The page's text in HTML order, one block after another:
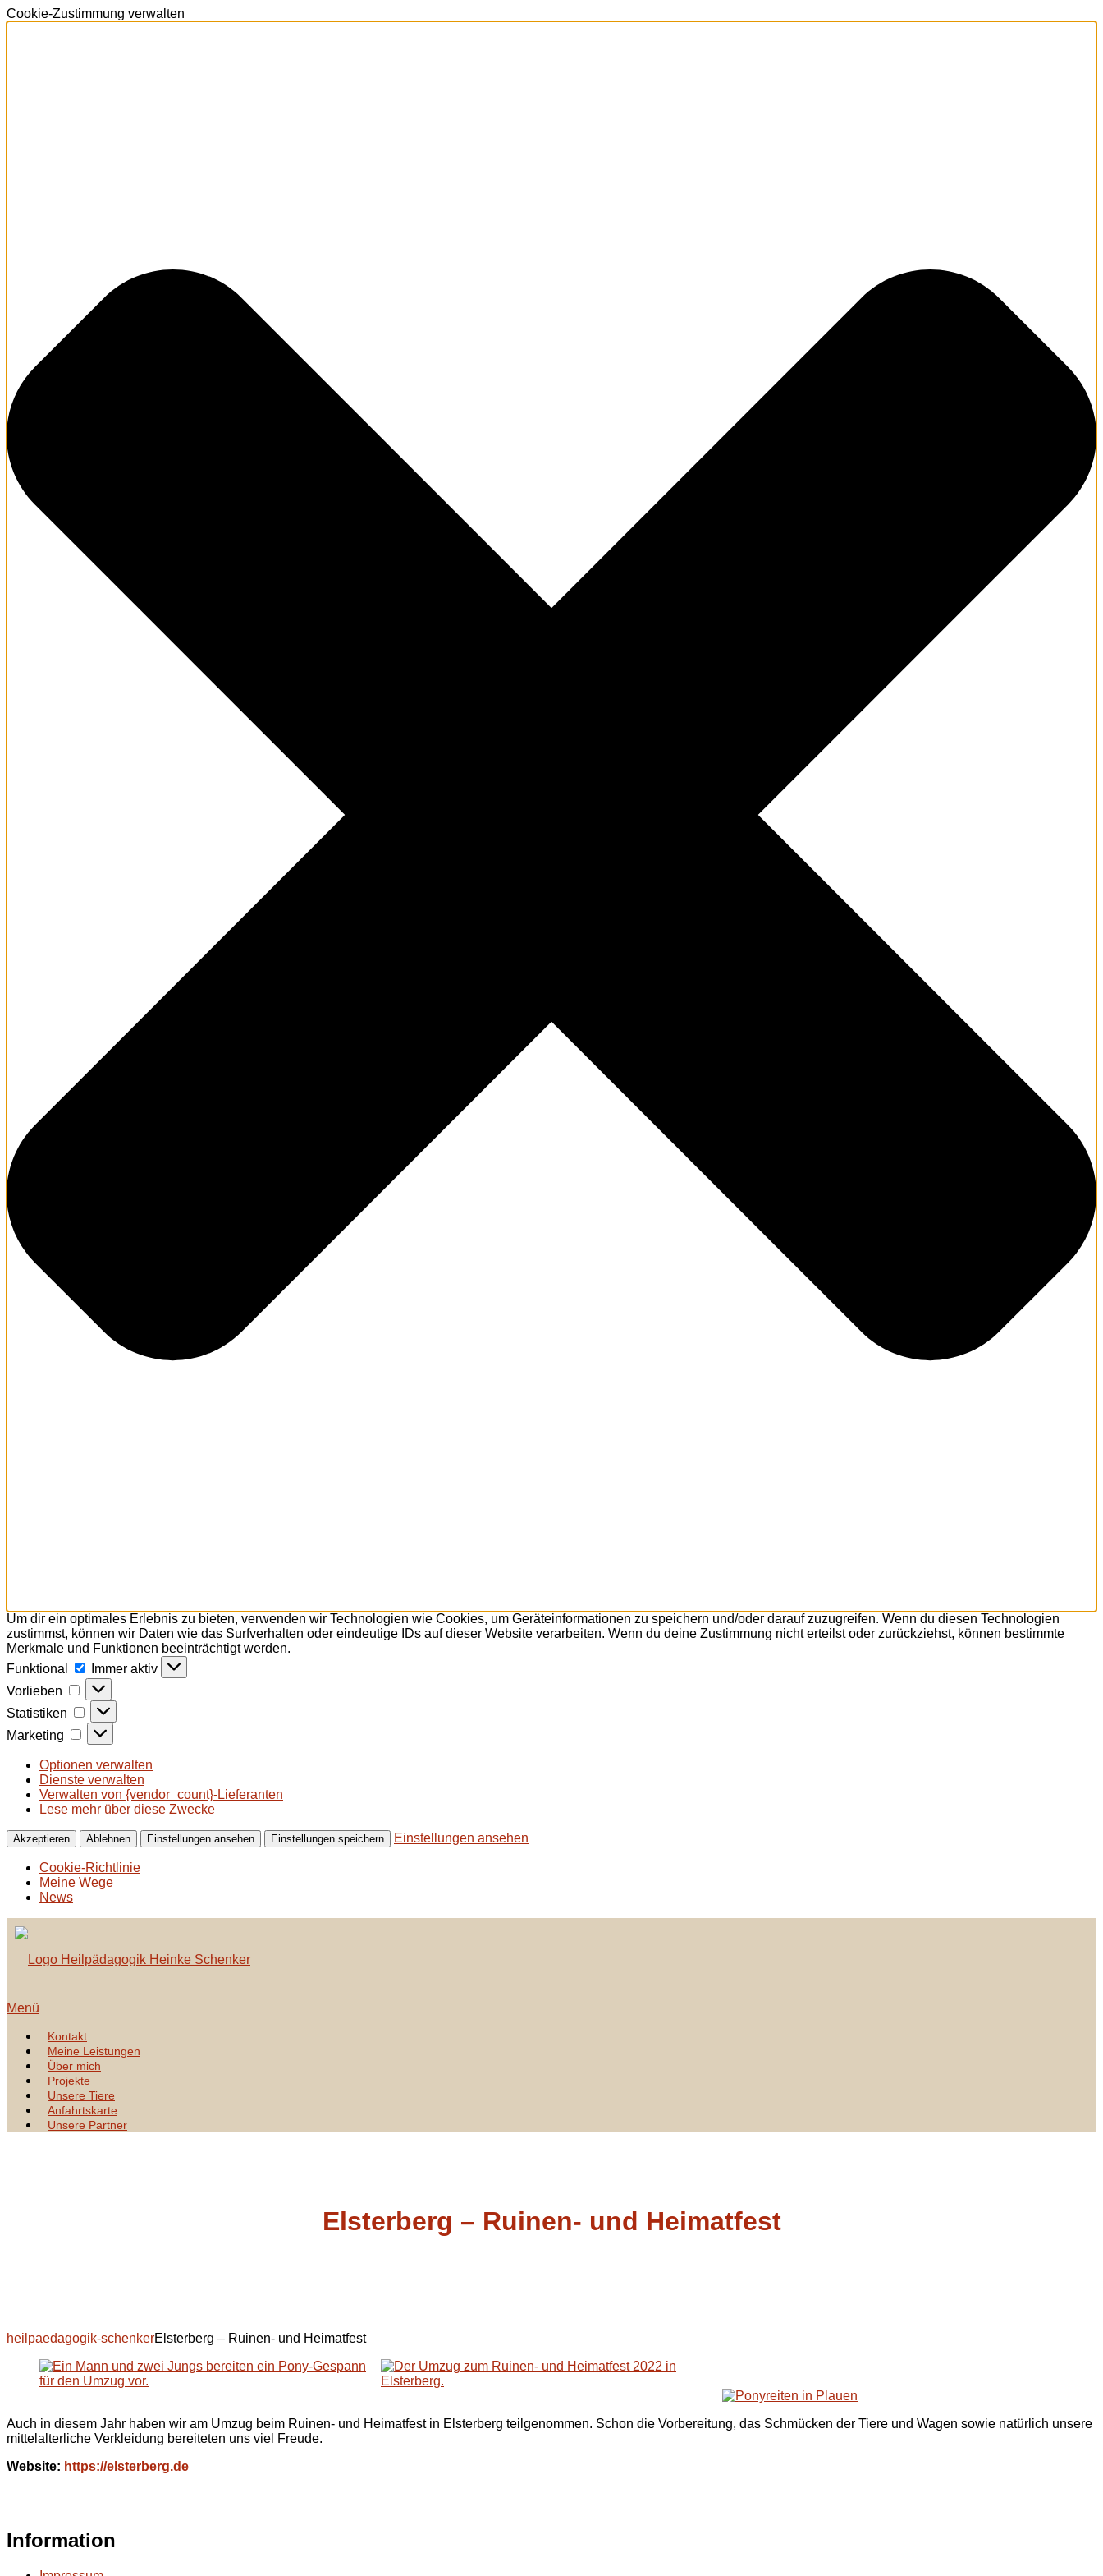
Cookie-Zustimmung verwalten
Um dir ein optimales Erlebnis zu bieten, verwenden wir Technologien wie Cookies, um Geräteinformationen zu speichern und/oder darauf zuzugreifen. Wenn du diesen Technologien
zustimmst, können wir Daten wie das Surfverhalten oder eindeutige IDs auf dieser Website verarbeiten. Wenn du deine Zustimmung nicht erteilst oder zurückziehst, können bestimmte
Merkmale und Funktionen beeinträchtigt werden.
Funktional
Funktional
Immer aktiv
Vorlieben
Vorlieben
Statistiken Statistiken
Marketing Marketing
Optionen verwalten
Dienste verwalten
Verwalten von {vendor_count}-Lieferanten
Lese mehr über diese Zwecke
Akzeptieren Ablehnen Einstellungen ansehen Einstellungen speichern Einstellungen ansehen
Cookie-Richtlinie
Meine Wege
News
Zum
Inhalt
springen
Menü
Kontakt
Meine Leistungen
Über mich
Projekte
Unsere Tiere
Anfahrtskarte
Unsere Partner
Elsterberg – Ruinen- und Heimatfest
heilpaedagogik-schenkerElsterberg – Ruinen- und Heimatfest
Auch in diesem Jahr haben wir am Umzug beim Ruinen- und Heimatfest in Elsterberg teilgenommen. Schon die Vorbereitung, das Schmücken der Tiere und Wagen sowie natürlich unsere
mittelalterliche Verkleidung bereiteten uns viel Freude.
Website: https://elsterberg.de
Information